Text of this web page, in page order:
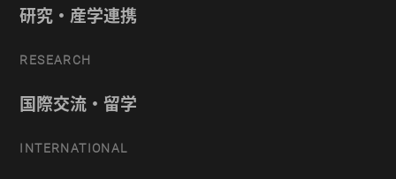
研究・産学連携
RESEARCH
国際交流・留学
INTERNATIONAL